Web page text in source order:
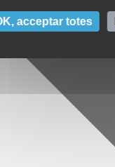
acceptar totes